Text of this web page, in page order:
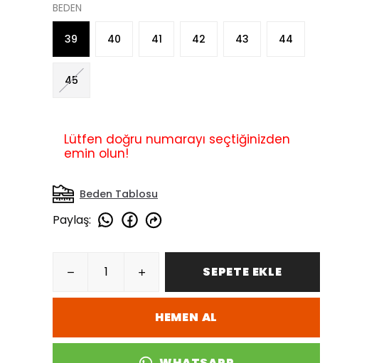
BEDEN
39 40 41 42 43 44
45
Lütfen doğru numarayı seçtiğinizden
emin olun!
Beden Tablosu
Paylaş:
SEPETE EKLE
HEMEN AL